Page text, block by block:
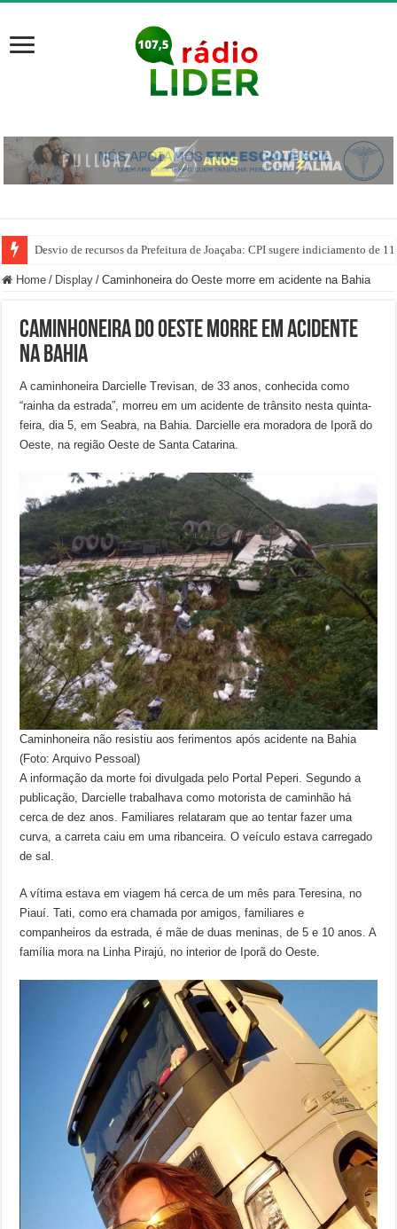
Desvio de recursos da Prefeitura de Joaçaba: CPI sugere indiciamento de 11
Home / Display / Caminhoneira do Oeste morre em acidente na Bahia
Caminhoneira do Oeste morre em acidente
na Bahia
A caminhoneira Darcielle Trevisan, de 33 anos, conhecida como
“rainha da estrada”, morreu em um acidente de trânsito nesta quinta-
feira, dia 5, em Seabra, na Bahia. Darcielle era moradora de Iporã do
Oeste, na região Oeste de Santa Catarina.
Caminhoneira não resistiu aos ferimentos após acidente na Bahia
(Foto: Arquivo Pessoal)
A informação da morte foi divulgada pelo Portal Peperi. Segundo a
publicação, Darcielle trabalhava como motorista de caminhão há
cerca de dez anos. Familiares relataram que ao tentar fazer uma
curva, a carreta caiu em uma ribanceira. O veículo estava carregado
de sal.
A vítima estava em viagem há cerca de um mês para Teresina, no
Piauí. Tati, como era chamada por amigos, familiares e
companheiros da estrada, é mãe de duas meninas, de 5 e 10 anos. A
família mora na Linha Pirajú, no interior de Iporã do Oeste.